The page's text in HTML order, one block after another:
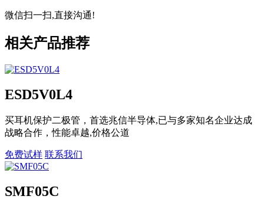
微信扫一扫,直接沟通!
相关产品推荐
ESD5V0L4
买耳机保护二极管，首选兆信半导体,已与多家知名企业达成
战略合作，性能卓越,价格公道
免费试样 联系我们
SMF05C